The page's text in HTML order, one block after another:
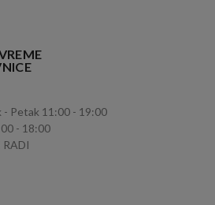
- Petak 11:00 - 19:00
- 18:00
RADI